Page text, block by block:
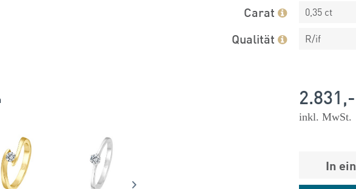
Carat 0,35 ct
Qualität R/if
inkl. MwSt.
In